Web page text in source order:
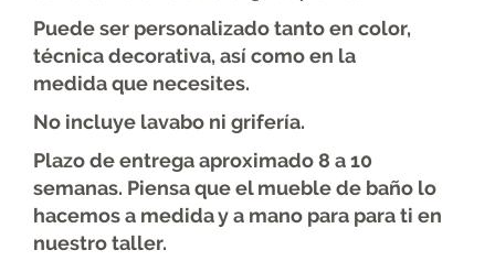
Puede ser personalizado tanto en color,
técnica decorativa, así como en la
medidaque necesites.
No incluye lavabo ni grifería.
Plazo de entrega aproximado 8 a 10
semanas. Piensa que el mueble de baño lo
hacemos a medida y a mano para para ti en
nuestro taller.